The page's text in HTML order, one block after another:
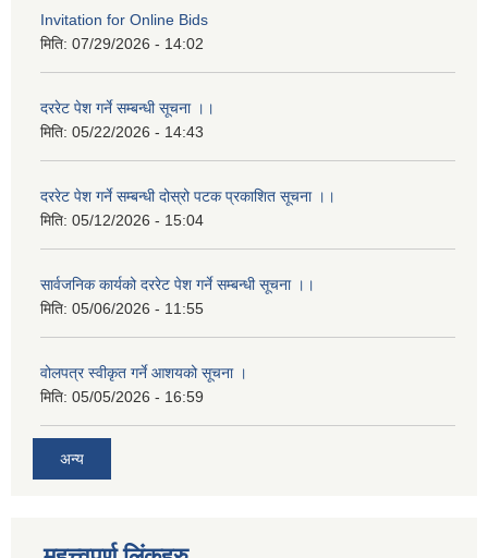
Invitation for Online Bids
मिति: 07/29/2026 - 14:02
दररेट पेश गर्ने सम्बन्धी सूचना ।।
मिति: 05/22/2026 - 14:43
दररेट पेश गर्ने सम्बन्धी दोस्रो पटक प्रकाशित सूचना ।।
मिति: 05/12/2026 - 15:04
सार्वजनिक कार्यको दररेट पेश गर्ने सम्बन्धी सूचना ।।
मिति: 05/06/2026 - 11:55
वोलपत्र स्वीकृत गर्ने आशयको सूचना ।
मिति: 05/05/2026 - 16:59
अन्य